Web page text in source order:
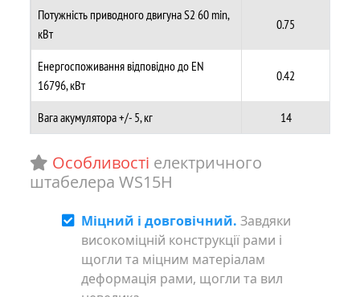
Потужність приводного двигуна S2 60 min,
кВт
0.75
Енергоспоживання відповідно до EN
16796, кВт
0.42
Вага акумулятора +/- 5, кг 14
Особливості електричного
штабелера WS15H
Міцний і довговічний. Завдяки
високоміцній конструкції рами і
щогли та міцним матеріалам
деформація рами, щогли та вил